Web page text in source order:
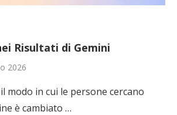
Risultati di Gemini
2026
modo in cui le persone cercano
è cambiato …